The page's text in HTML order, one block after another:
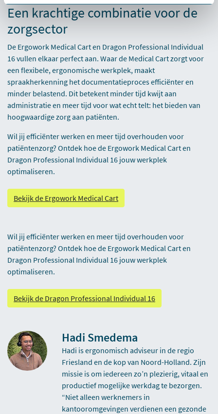
Een krachtige combinatie voor de
zorgsector
De Ergowork Medical Cart en Dragon Professional Individual
16 vullen elkaar perfect aan. Waar de Medical Cart zorgt voor
een flexibele, ergonomische werkplek, maakt
spraakherkenning het documentatieproces efficiënter en
minder belastend. Dit betekent minder tijd kwijt aan
administratie en meer tijd voor wat echt telt: het bieden van
hoogwaardige zorg aan patiënten.
Wil jij efficiënter werken en meer tijd overhouden voor
patiëntenzorg? Ontdek hoe de Ergowork Medical Cart en
Dragon Professional Individual 16 jouw werkplek
optimaliseren.
Bekijk de Ergowork Medical Cart
Wil jij efficiënter werken en meer tijd overhouden voor
patiëntenzorg? Ontdek hoe de Ergowork Medical Cart en
Dragon Professional Individual 16 jouw werkplek
optimaliseren.
Bekijk de Dragon Professional Individual 16
Hadi Smedema
Hadi is ergonomisch adviseur in de regio
Friesland en de kop van Noord-Holland. Zijn
missie is om iedereen zo’n plezierig, vitaal en
productief mogelijke werkdag te bezorgen.
“Niet alleen werknemers in
kantooromgevingen verdienen een gezonde